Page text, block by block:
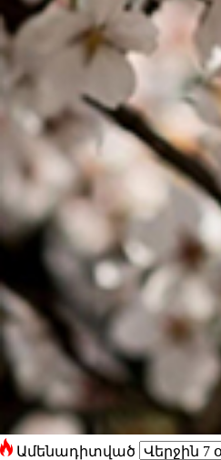
Ամենադիտված